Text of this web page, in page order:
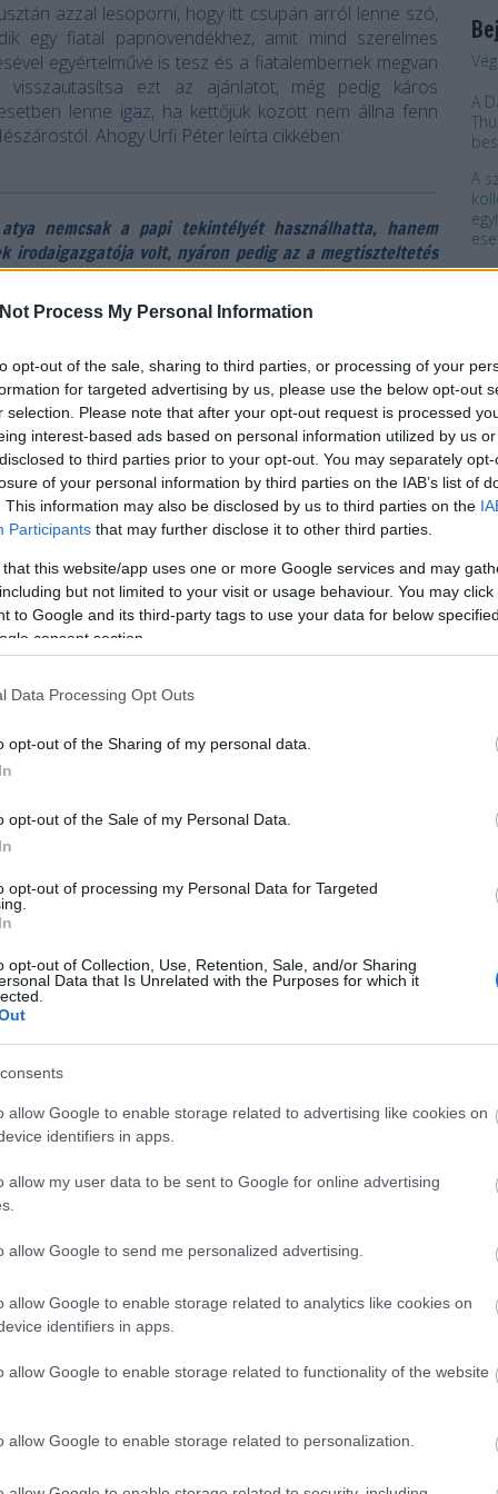
Process My Personal Information
opt-out of the sale, sharing to third parties, or processing of your
for targeted advertising by us, please use the below opt-out
selection. Please note that after your opt-out request is processed
interest-based ads based on personal information utilized by us
to third parties prior to your opt-out. You may separately
of your personal information by third parties on the IAB’s list of
This information may also be disclosed by us to third parties on the
Participants that may further disclose it to other third parties.
that this website/app uses one or more Google services and may
but not limited to your visit or usage behaviour. You may
to Google and its third-party tags to use your data for below
consent section.
Data Processing Opt Outs
opt-out of the Sharing of my personal data.
opt-out of the Sale of my Personal Data.
opt-out of processing my Personal Data for Targeted
opt-out of Collection, Use, Retention, Sale, and/or Sharing
Data that Is Unrelated with the Purposes for which it
allow Google to enable storage related to advertising like cookies on
identifiers in apps.
allow my user data to be sent to Google for online advertising
allow Google to send me personalized advertising.
allow Google to enable storage related to analytics like cookies on
identifiers in apps.
allow Google to enable storage related to functionality of the website
allow Google to enable storage related to personalization.
azzal lesöpörni, hogy itt csupán arról lenne szó,
egy fiatal papnövendékhez, amit mind szerelmes
egyértelművé is tesz és a fiatalembernek megvan
ezt az ajánlatot, még pedig káros
lenne igaz, ha kettőjük között nem állna fenn
Ahogy Urfi Péter leírta cikkében:
nemcsak a papi tekintélyét használhatta, hanem
irodaigazgatója volt, nyáron pedig az a megtiszteltetés
ki - szokatlanul fiatalon, ráadásul kiszélesített
második embere lett, az érsek személyi
K. számára lelkileg, arról egyértelműen tanúskodik a
es cikkben olvashattunk:
papnövendékként ilyen levéllel kell Ön elé állnom.
e ezt, viszont úgy gondolom, hogy 5 évig ez így nem
mi lenne még. Szeretnék pap lenni, méghozzá a
mert én itt vagyok otthon, viszont nagyon félek, hogy
Érsek atya segítségét!”
megszegésének?
tanulmányozva a szakirodalom gyakran beszél
arról, hogy az elkövetők, akik cölibátusban élnek,
fogva, hogy nekik tilos nőt szexuálisan
megszegnék a cölibátusi ígéretet. Az ettől való
a lélekre, hiszen akkor egy ilyen bűnös vágy a
jelentené. Nem egy egyszeri bűntettről lenne tehát
teszik, amiért már évek, évtizedek óta tanultak,
ez a belső frusztráció, mert a papság nem csupán
Egy olyan szolgálat, ami nem napi 8 órás munkát
nem lehet este kilépni, aztán reggel pedig újra
más hivatásnál.
tetteseket megvizsgálták, megállapították, hogy
hogy ha szexuális vágyat kiskorú gyermek, vagy
azt nem tekintik a cölibátusi fogadalom
nézve rendkívül abszurdnak tűnik, mégis így
A
A
A
az
"Át
-